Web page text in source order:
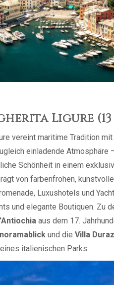
Ligure
vereint maritime Tradition
einladende Atmosphäre
Schönheit in einem
von farbenfrohen,
Luxushotels und
und elegante Boutiquen. Zu
aus dem 17.
und die Villa
italienischen Parks.